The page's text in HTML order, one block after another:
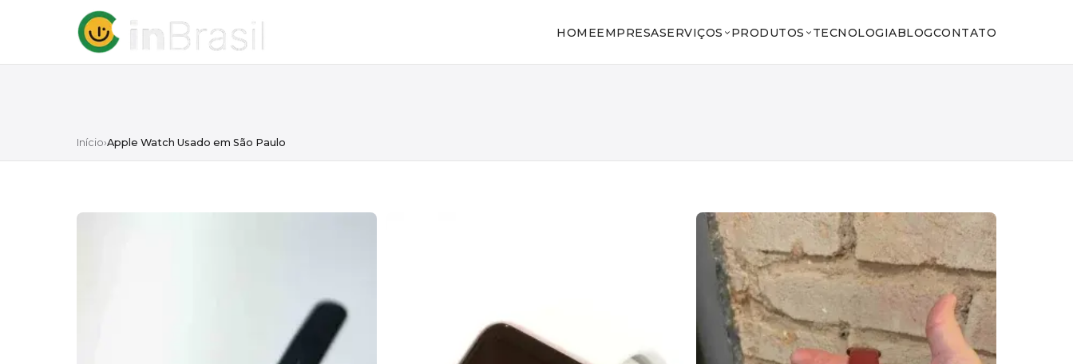
HOMEEMPRESASERVIÇOS PRODUTOS TECNOLOGIABLOGCONTATO
Início›Apple Watch Usado em São Paulo